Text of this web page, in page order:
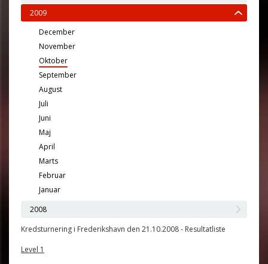
2009
December
November
Oktober
September
August
Juli
Juni
Maj
April
Marts
Februar
Januar
2008
Kredsturnering i Frederikshavn den 21.10.2008 - Resultatliste
Level 1